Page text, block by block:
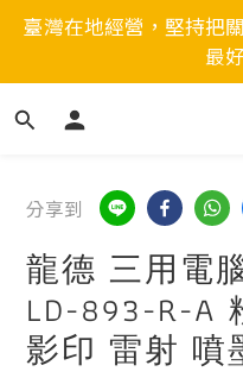
臺灣在地經營，堅持把
最
分享到
龍德 三用電
LD-893-R-A
影印 雷射 噴